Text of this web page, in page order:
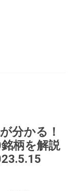
分かる！
柄を解説